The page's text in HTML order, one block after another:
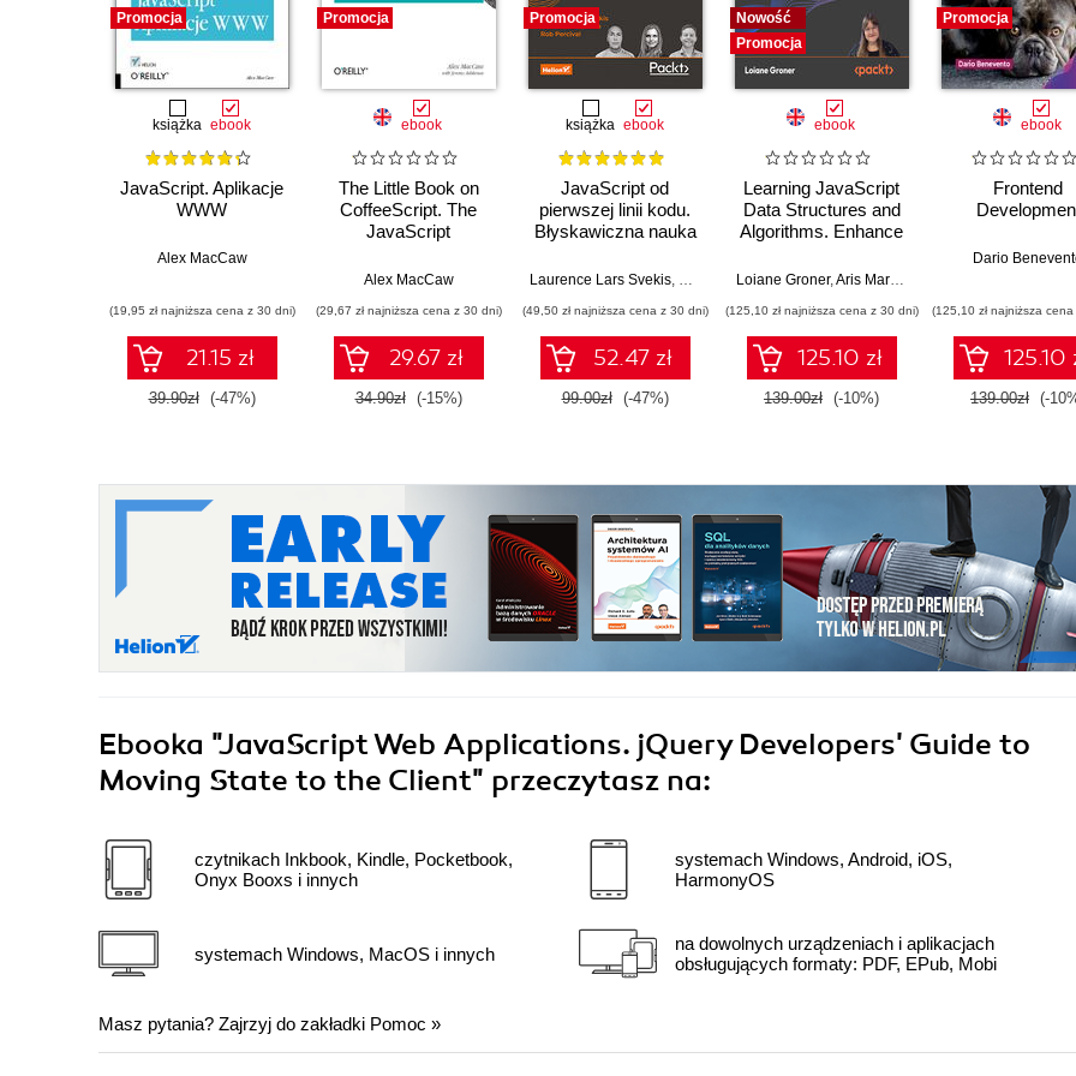
Promocja
książka ebook
JavaScript. Aplikacje
WWW
Alex MacCaw
(19,95 zł najniższa cena z 30 dni)
21.15 zł
39.90zł (-47%)
Promocja
ebook
The Little Book on
CoffeeScript. The
JavaScript
Building Better Web
Alex MacCaw
(29,67 zł najniższa cena z 30 dni)
29.67 zł
34.90zł (-15%)
Promocja
książka ebook
JavaScript od
pierwszej linii kodu.
Błyskawiczna nauka
WWW i aplikacji
Laurence Lars Svekis, Maaike van Putten,Rob Percival
(49,50 zł najniższa cena z 30 dni)
52.47 zł
99.00zł (-47%)
Nowość
Promocja
ebook
Learning JavaScript
Data Structures and
Algorithms. Enhance
skills in JavaScript
Fourth Edition
Loiane Groner,Aris Markogiannakis
(125,10 zł najniższa cena z 30 dni)
125.10 zł
139.00zł (-10%)
Promocja
ebook
Frontend
Dario
(125,10 zł najniższa
125.10
139.00zł (-
Ebooka "JavaScript Web Applications. jQuery Developers' Guide to
Moving State to the Client" przeczytasz na:
czytnikach Inkbook, Kindle, Pocketbook,
Onyx Booxs i innych
systemach Windows, MacOS i innych
systemach Windows, Android, iOS,
HarmonyOS
na dowolnych urządzeniach i aplikacjach
obsługujących formaty: PDF, EPub, Mobi
Masz pytania? Zajrzyj do zakładki Pomoc »